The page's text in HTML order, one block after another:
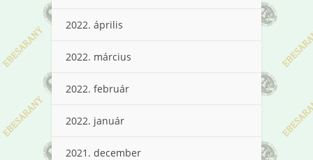
2022. április
2022. március
2022. február
2022. január
2021. december